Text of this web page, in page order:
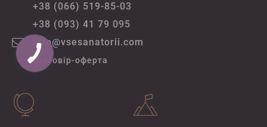
+38 (066) 519-85-03
+38 (093) 41 79 095
info@vsesanatorii.com
Договір-оферта